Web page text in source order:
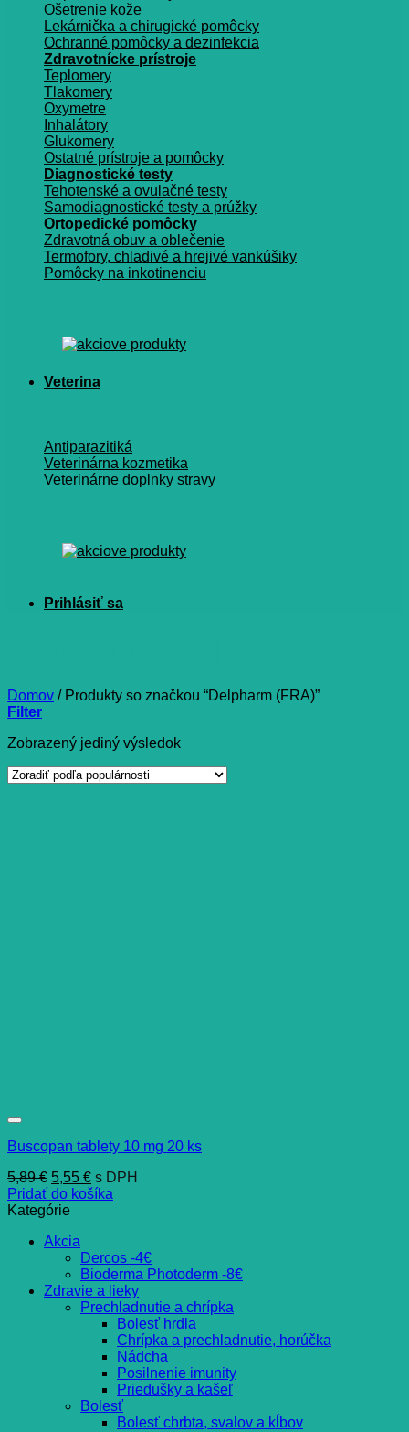
Ošetrenie kože
Lekárnička a chirugické pomôcky
Ochranné pomôcky a dezinfekcia
Zdravotnícke prístroje
Teplomery
Tlakomery
Oxymetre
Inhalátory
Glukomery
Ostatné prístroje a pomôcky
Diagnostické testy
Tehotenské a ovulačné testy
Samodiagnostické testy a prúžky
Ortopedické pomôcky
Zdravotná obuv a oblečenie
Termofory, chladivé a hrejivé vankúšiky
Pomôcky na inkotinenciu
Veterina
Antiparazitiká
Veterinárna kozmetika
Veterinárne doplnky stravy
Domov /Produkty so značkou “Delpharm (FRA)”
Filter
Zobrazený jediný výsledok
Buscopan tablety 10 mg 20 ks
5,89€ Pôvodná
cena
bola:
5,55 €Aktuálna
cena
s DPH
Pridať do košíka
Kategórie
Akcia
Dercos -4€
Bioderma Photoderm -8€
Zdravie a lieky
Prechladnutie a chrípka
Bolesť hrdla
Chrípka a prechladnutie, horúčka
Nádcha
Posilnenie imunity
Priedušky a kašeľ
Bolesť
Bolesť chrbta, svalov a kĺbov